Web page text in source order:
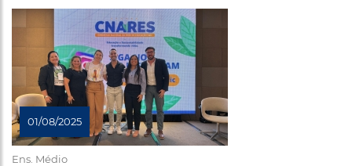
01/08/2025
Ens. Médio